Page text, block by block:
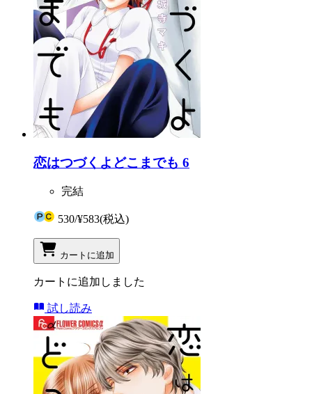
恋はつづくよどこまでも 6
完結
530/¥583(税込)
カートに追加
カートに追加しました
試し読み